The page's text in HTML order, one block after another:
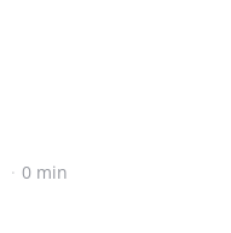
0 min